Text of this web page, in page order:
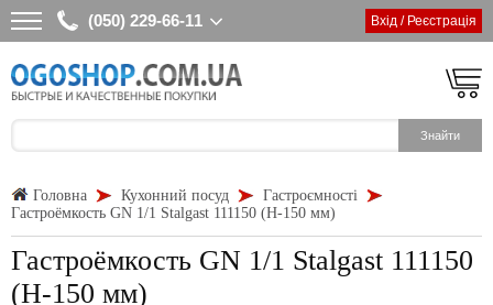
(050) 229-66-11 Вхід / Реєстрація
Головна Кухонний посуд
Гастроємності
Гастроёмкость GN 1/1 Stalgast 111150 (Н-150 мм)
Гастроёмкость GN 1/1 Stalgast 111150
(Н-150 мм)